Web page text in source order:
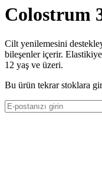
Colostrum
Cilt yenilemesini
bileşenler içerir.
12 yaş ve üzeri.
Bu ürün tekrar stoklara